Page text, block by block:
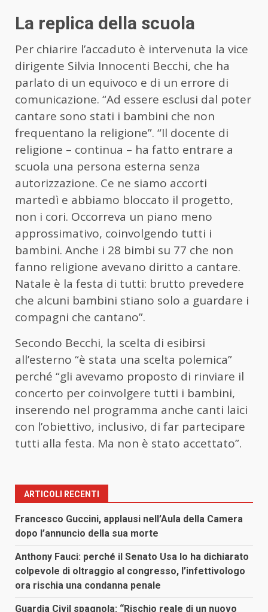
La replica della scuola
Per chiarire l’accaduto è intervenuta la vice
dirigente Silvia Innocenti Becchi, che ha
parlato di un equivoco e di un errore di
comunicazione. “Ad essere esclusi dal poter
cantare sono stati i bambini che non
frequentano la religione”. “Il docente di
religione – continua – ha fatto entrare a
scuola una persona esterna senza
autorizzazione. Ce ne siamo accorti
martedì e abbiamo bloccato il progetto,
non i cori. Occorreva un piano meno
approssimativo, coinvolgendo tutti i
bambini. Anche i 28 bimbi su 77 che non
fanno religione avevano diritto a cantare.
Natale è la festa di tutti: brutto prevedere
che alcuni bambini stiano solo a guardare i
compagni che cantano”.
Secondo Becchi, la scelta di esibirsi
all’esterno “è stata una scelta polemica”
perché “gli avevamo proposto di rinviare il
concerto per coinvolgere tutti i bambini,
inserendo nel programma anche canti laici
con l’obiettivo, inclusivo, di far partecipare
tutti alla festa. Ma non è stato accettato”.
ARTICOLI RECENTI
Francesco Guccini, applausi nell’Aula della Camera
dopo l’annuncio della sua morte
Anthony Fauci: perché il Senato Usa lo ha dichiarato
colpevole di oltraggio al congresso, l’infettivologo
ora rischia una condanna penale
Guardia Civil spagnola: “Rischio reale di un nuovo